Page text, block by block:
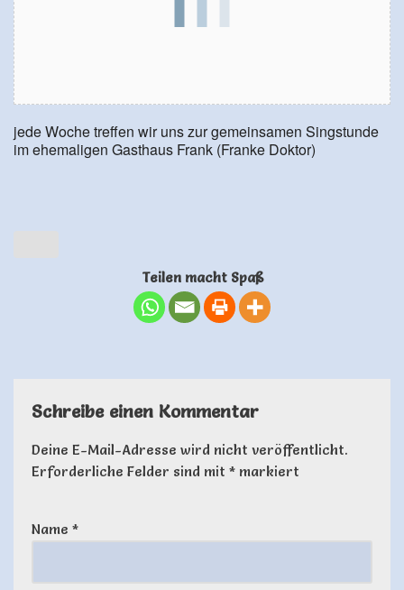
jede Woche treffen wir uns zur gemeinsamen Singstunde
im ehemaligen Gasthaus Frank (Franke Doktor)
Teilen macht Spaß
Schreibe einen Kommentar
Deine E-Mail-Adresse wird nicht veröffentlicht.
Erforderliche Felder sind mit * markiert
Name *